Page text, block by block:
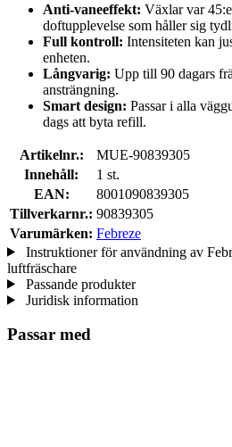
Anti-vaneeffekt: Växlar var
doftupplevelse som håller sig
Full kontroll: Intensiteten kan
enheten.
Långvarig: Upp till 90 dagars
ansträngning.
Smart design: Passar i alla
dags att byta refill.
Artikelnr.:
MUE-90839305
Innehåll:
1 st.
EAN:
8001090839305
Tillverkarnr.: 90839305
Varumärken: Febreze
Instruktioner för användning av
luftfräschare
Passande produkter
Juridisk information
Passar med